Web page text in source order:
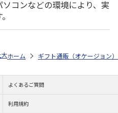
コンなどの環境により、実
和 ≪沙羅≫ 鈴蘭
ホーム ギフト通販（オケージョン）
よくあるご質問
利用規約